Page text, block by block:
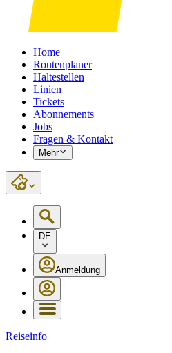
Home
Routenplaner
Haltestellen
Linien
Tickets
Abonnements
Jobs
Fragen & Kontakt
Mehr
DE
Anmeldung
Reiseinfo